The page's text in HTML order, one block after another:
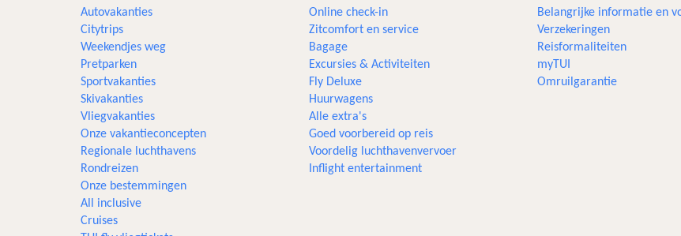
Autovakanties
Citytrips
Weekendjes weg
Pretparken
Sportvakanties
Skivakanties
Vliegvakanties
Onze vakantieconcepten
Regionale luchthavens
Rondreizen
Onze bestemmingen
All inclusive
Cruises
Online check-in
Zitcomfort en service
Bagage
Excursies & Activiteiten
Fly Deluxe
Huurwagens
Alle extra's
Goed voorbereid op reis
Voordelig luchthavenvervoer
Inflight entertainment
Belangrijke informatie en
Verzekeringen
Reisformaliteiten
myTUI
Omruilgarantie